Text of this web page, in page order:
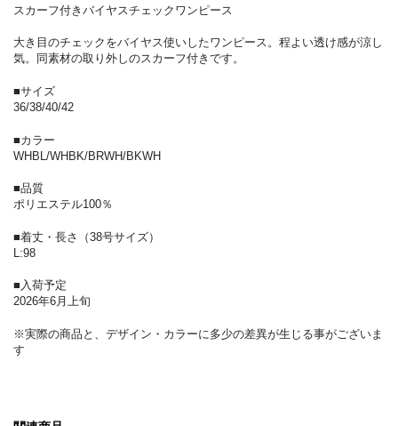
スカーフ付きバイヤスチェックワンピース
大き目のチェックをバイヤス使いしたワンピース。程よい透け感が涼し
気。同素材の取り外しのスカーフ付きです。
■サイズ
36/38/40/42
■カラー
WHBL/WHBK/BRWH/BKWH
■品質
ポリエステル100％
■着丈・長さ（38号サイズ）
L:98
■入荷予定
2026年6月上旬
※実際の商品と、デザイン・カラーに多少の差異が生じる事がございま
す